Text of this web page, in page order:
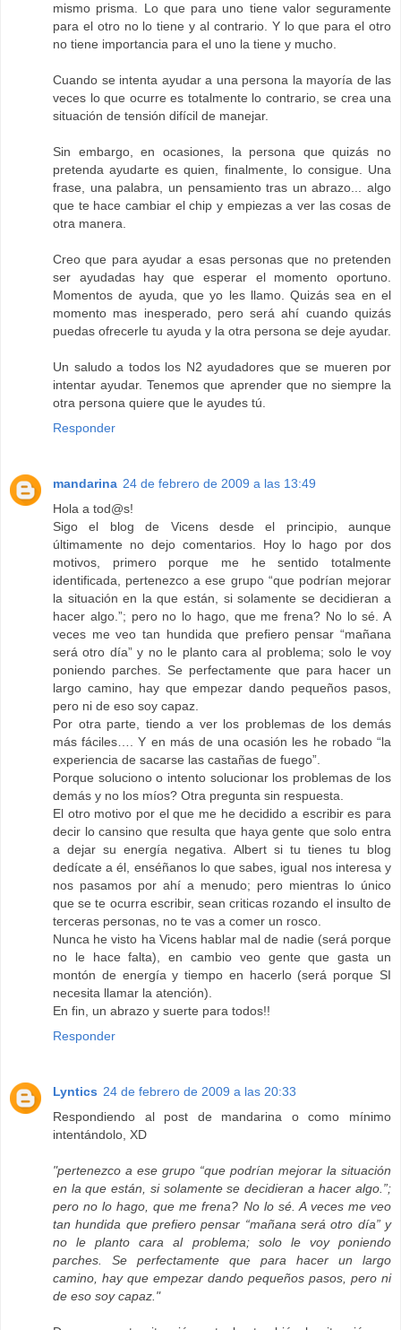
mismo prisma. Lo que para uno tiene valor seguramente
para el otro no lo tiene y al contrario. Y lo que para el otro
no tiene importancia para el uno la tiene y mucho.
Cuando se intenta ayudar a una persona la mayoría de las
veces lo que ocurre es totalmente lo contrario, se crea una
situación de tensión difícil de manejar.
Sin embargo, en ocasiones, la persona que quizás no
pretenda ayudarte es quien, finalmente, lo consigue. Una
frase, una palabra, un pensamiento tras un abrazo... algo
que te hace cambiar el chip y empiezas a ver las cosas de
otra manera.
Creo que para ayudar a esas personas que no pretenden
ser ayudadas hay que esperar el momento oportuno.
Momentos de ayuda, que yo les llamo. Quizás sea en el
momento mas inesperado, pero será ahí cuando quizás
puedas ofrecerle tu ayuda y la otra persona se deje ayudar.
Un saludo a todos los N2 ayudadores que se mueren por
intentar ayudar. Tenemos que aprender que no siempre la
otra persona quiere que le ayudes tú.
Responder
mandarina 24 de febrero de 2009 a las 13:49
Hola a tod@s!
Sigo el blog de Vicens desde el principio, aunque
últimamente no dejo comentarios. Hoy lo hago por dos
motivos, primero porque me he sentido totalmente
identificada, pertenezco a ese grupo “que podrían mejorar
la situación en la que están, si solamente se decidieran a
hacer algo.”; pero no lo hago, que me frena? No lo sé. A
veces me veo tan hundida que prefiero pensar “mañana
será otro día” y no le planto cara al problema; solo le voy
poniendo parches. Se perfectamente que para hacer un
largo camino, hay que empezar dando pequeños pasos,
pero ni de eso soy capaz.
Por otra parte, tiendo a ver los problemas de los demás
más fáciles…. Y en más de una ocasión les he robado “la
experiencia de sacarse las castañas de fuego”.
Porque soluciono o intento solucionar los problemas de los
demás y no los míos? Otra pregunta sin respuesta.
El otro motivo por el que me he decidido a escribir es para
decir lo cansino que resulta que haya gente que solo entra
a dejar su energía negativa. Albert si tu tienes tu blog
dedícate a él, enséñanos lo que sabes, igual nos interesa y
nos pasamos por ahí a menudo; pero mientras lo único
que se te ocurra escribir, sean criticas rozando el insulto de
terceras personas, no te vas a comer un rosco.
Nunca he visto ha Vicens hablar mal de nadie (será porque
no le hace falta), en cambio veo gente que gasta un
montón de energía y tiempo en hacerlo (será porque SI
necesita llamar la atención).
En fin, un abrazo y suerte para todos!!
Responder
Lyntics 24 de febrero de 2009 a las 20:33
Respondiendo al post de mandarina o como mínimo
intentándolo, XD
"pertenezco a ese grupo “que podrían mejorar la situación
en la que están, si solamente se decidieran a hacer algo.”;
pero no lo hago, que me frena? No lo sé. A veces me veo
tan hundida que prefiero pensar “mañana será otro día” y
no le planto cara al problema; solo le voy poniendo
parches. Se perfectamente que para hacer un largo
camino, hay que empezar dando pequeños pasos, pero ni
de eso soy capaz."